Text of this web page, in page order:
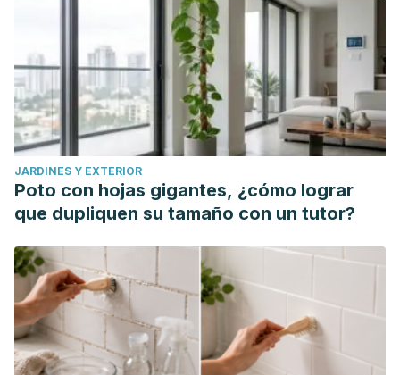
JARDINES Y EXTERIOR
Poto con hojas gigantes, ¿cómo lograr
que dupliquen su tamaño con un tutor?